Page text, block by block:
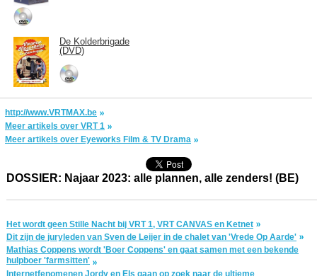
De Kolderbrigade
(DVD)
http://www.VRTMAX.be
Meer artikels over VRT 1
Meer artikels over Eyeworks Film & TV Drama
DOSSIER: Najaar 2023: alle plannen, alle zenders! (BE)
Het wordt geen Stille Nacht bij VRT 1, VRT CANVAS en Ketnet
Dit zijn de juryleden van Sven de Leijer in de chalet van 'Vrede Op Aarde'
Mathias Coppens wordt 'Boer Coppens' en gaat samen met een bekende
hulpboer 'farmsitten'
Internetfenomenen Jordy en Els gaan op zoek naar de ultieme